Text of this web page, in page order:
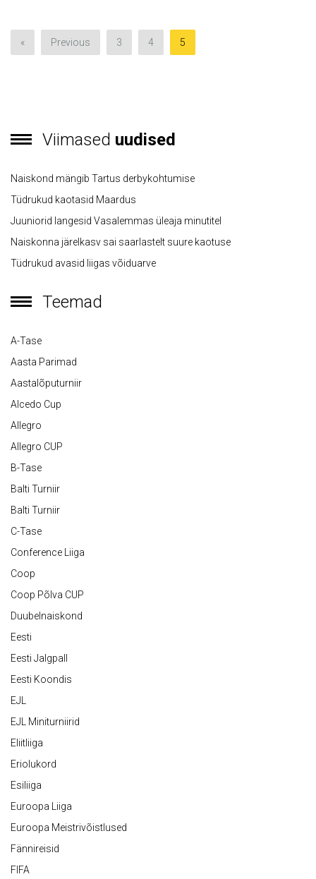
« Previous 3 4 5
Viimased uudised
Naiskond mängib Tartus derbykohtumise
Tüdrukud kaotasid Maardus
Juuniorid langesid Vasalemmas üleaja minutitel
Naiskonna järelkasv sai saarlastelt suure kaotuse
Tüdrukud avasid liigas võiduarve
Teemad
A-Tase
Aasta Parimad
Aastalõputurniir
Alcedo Cup
Allegro
Allegro CUP
B-Tase
Balti Turniir
Balti Turniir
C-Tase
Conference Liiga
Coop
Coop Põlva CUP
Duubelnaiskond
Eesti
Eesti Jalgpall
Eesti Koondis
EJL
EJL Miniturniirid
Eliitliiga
Eriolukord
Esiliiga
Euroopa Liiga
Euroopa Meistrivõistlused
Fännireisid
FIFA